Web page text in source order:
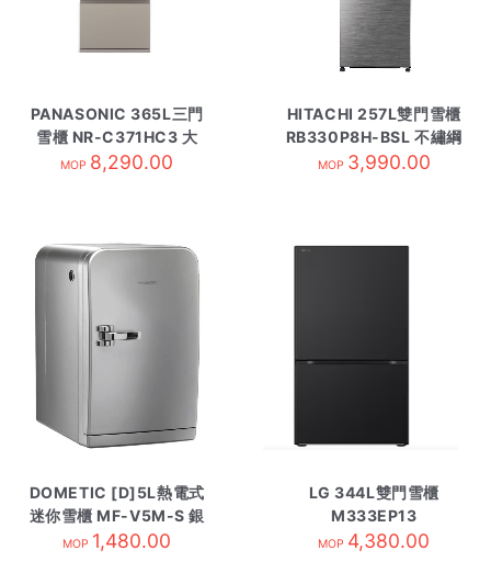
PANASONIC 365L三門
雪櫃 NR-C371HC3 大
象灰
MOP 8,290.00
HITACHI 257L雙門雪櫃
RB330P8H-BSL 不繡綱
MOP 3,990.00
DOMETIC [D]5L熱電式
迷你雪櫃 MF-V5M-S 銀
MOP 1,480.00
LG 344L雙門雪櫃
M333EP13
MOP 4,380.00